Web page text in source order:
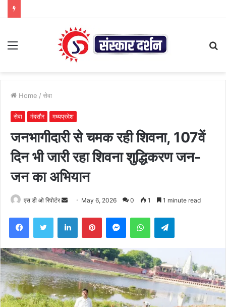
Menu
Home / सेवा
सेवा मंदसौर मध्यप्रदेश
जनभागीदारी से चमक रही शिवना, 107वें
दिन भी जारी रहा शिवना शुद्धिकरण जन-
जन का अभियान
एस डी ओ रिपोर्टर
Send May 6, 2026 0 1 1 minute read
FacebookTwitter LinkedInPinterestMessengerWhatsAppTelegram